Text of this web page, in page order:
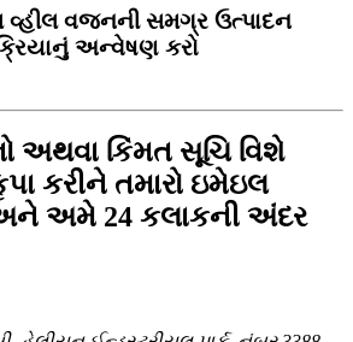
વજનની સમગ્ર ઉત્પાદન
અન્વેષણ કરો
અથવા કિંમત સૂચિ વિશે
કરીને તમારો ઇમેઇલ
અમે 24 કલાકની અંદર